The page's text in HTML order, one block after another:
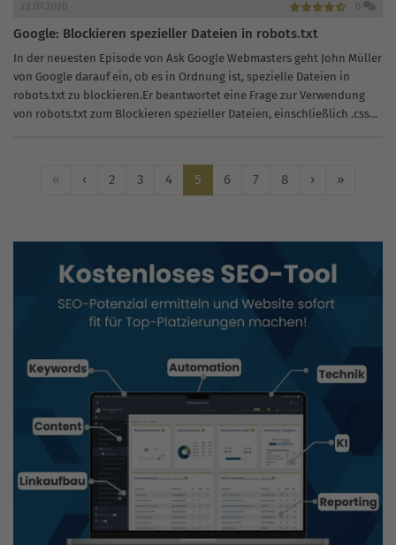
22.07.2020 0
Google: Blockieren spezieller Dateien in robots.txt
In der neuesten Episode von Ask Google Webmasters geht John Müller
von Google darauf ein, ob es in Ordnung ist, spezielle Dateien in
robots.txt zu blockieren.Er beantwortet eine Frage zur Verwendung
von robots.txt zum Blockieren spezieller Dateien, einschließlich .css...
« ‹ 2 3 4 5 6 7 8 › »